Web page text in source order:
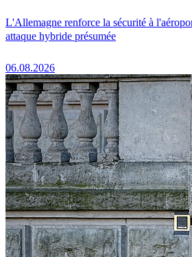
L'Allemagne renforce la sécurité à
attaque hybride présumée
06.08.2026